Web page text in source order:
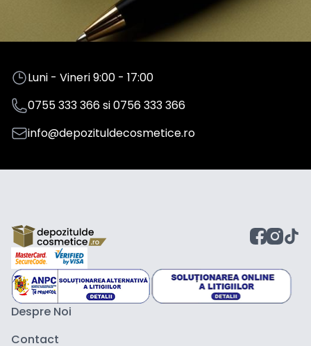
Luni - Vineri 9:00 - 17:00
0755 333 366si0756 333 366
info@depozituldecosmetice.ro
Despre Noi
Contact